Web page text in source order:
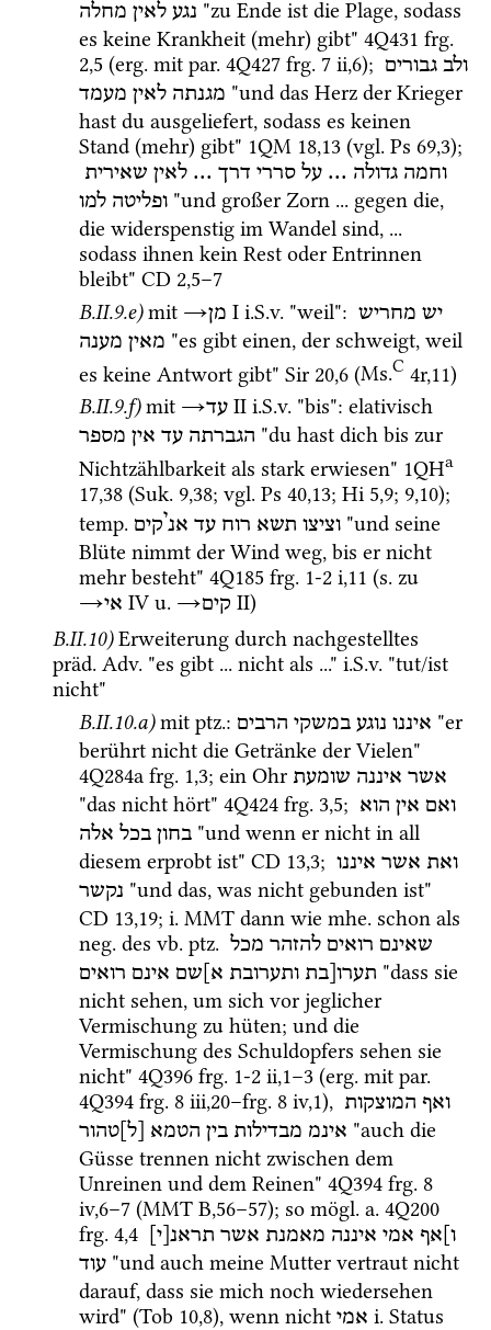
נגע לאין מחלה
"zu Ende ist die Plage, sodass
es keine Krankheit (mehr) gibt" 4Q431 frg.
2,5 (erg. mit par. 4Q427 frg. 7 ii,6); ולב גבורים
מגנתה לאין מעמד
"und das Herz der Krieger
hast du ausgeliefert, sodass es keinen
Stand (mehr) gibt" 1QM 18,13 (vgl. Ps 69,3
וחמה גדולה ... על סררי דרך ... לאין שאירית
ופליטה למו
"und großer Zorn ... gegen die,
die widerspenstig im Wandel sind, ...
sodass ihnen kein Rest oder Entrinnen
bleibt" CD 2,5–7
B.II.9.e)mit →מן ‎ I i.S.v. "weil": יש מחריש
מאין מענה
"es gibt einen, der schweigt, weil
es keine Antwort gibt" Sir 20,6 (Ms.C 4r,11)
B.II.9.f)mit →עד ‎ II i.S.v. "bis"
הגברתה עד אין מספר
"du hast dich bis zur
Nichtzählbarkeit als stark erwiesen" 1QHa
17,38 (Suk. 9,38; vgl. Ps 40,13; Hi 5,9; 9,10
temp.
וציצו תשא רוח עד אניקים
"und seine
Blüte nimmt der Wind weg, bis er nicht
mehr besteht" 4Q185 frg. 1-2 i,11 (s.
→אי ‎ IV u. →קים ‎ II)
B.II.10)
präd. Adv. "es gibt ... nicht als ..." i.S.v. "tut/ist
nicht"
B.II.10.a)mit ptz.: איננו נוגע במשקי הרבים
"er
4Q284a frg. 1,3; ein Ohr אשר איננה שומעת
"das nicht hört" 4Q424 frg. 3,5; ואם אין הוא
בחון בכל אלה
"und wenn er nicht in all
diesem erprobt ist" CD 13,3; ואת אשר איננו
נקשר
CD 13,19; i. MMT dann wie mhe.
neg. des vb. ptz. שאינם רואים להזהר מכל
תערו[בת ותערובת א]שם אינם רואים
"dass sie
nicht sehen, um sich vor jeglicher
Vermischung zu hüten; und die
Vermischung des Schuldopfers sehen sie
nicht" 4Q396 frg. 1-2 ii,1–3 (erg. mit par.
4Q394 frg. 8 iii,20–frg. 8 iv,1), ואף המוצקות
אינמ מבדילות בין הטמא [ל]טהור
"auch die
Güsse trennen nicht zwischen dem
Unreinen und dem Reinen" 4Q394 frg. 8
iv,6–7 (MMT B,56–57); so mögl. a. 4Q200
frg. 4,4 ו]אף אמי איננה מאמנת אשר תראנ[י]
עוד "und auch meine Mutter vertraut nicht
darauf, dass sie mich noch wiedersehen
wird" (Tob 10,8), wenn nicht אמי i. Status